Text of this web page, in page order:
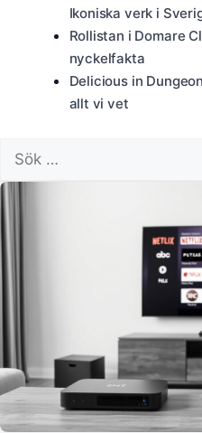
Ikoniska verk i
Rollistan i Domare
nyckelfakta
Delicious in
allt vi vet
efter: